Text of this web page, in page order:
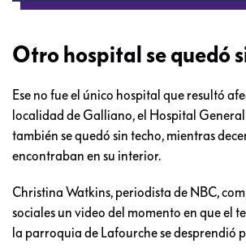
Otro hospital se quedó
Ese no fue el único hospital que resultó
localidad de Galliano, el Hospital
también se quedó sin techo, mientras
encontraban en su interior.
Christina Watkins, periodista de NBC,
sociales un video del momento en que el
la parroquia de Lafourche se desprendió